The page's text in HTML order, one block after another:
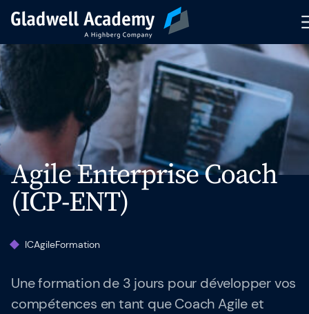
Pré-inscription
Nos Formations
Calendrier
Formations Intra-Entreprise
Formateurs
Articles & Ressources
Indicateurs de performance
Agile Enterprise Coach
(ICP-ENT)
ICAgileFormation
Une formation de 3 jours pour développer vos
compétences en tant que Coach Agile et